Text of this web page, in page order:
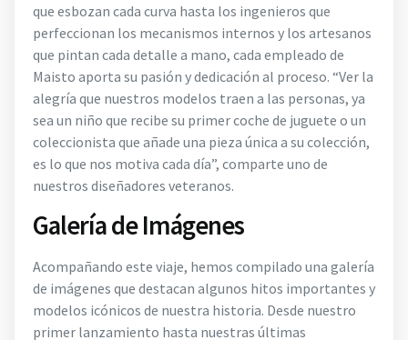
que esbozan cada curva hasta los ingenieros que
perfeccionan los mecanismos internos y los artesanos
que pintan cada detalle a mano, cada empleado de
Maisto aporta su pasión y dedicación al proceso. “Ver la
alegría que nuestros modelos traen a las personas, ya
sea un niño que recibe su primer coche de juguete o un
coleccionista que añade una pieza única a su colección,
es lo que nos motiva cada día”, comparte uno de
nuestros diseñadores veteranos.
Galería de Imágenes
Acompañando este viaje, hemos compilado una galería
de imágenes que destacan algunos hitos importantes y
modelos icónicos de nuestra historia. Desde nuestro
primer lanzamiento hasta nuestras últimas